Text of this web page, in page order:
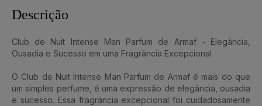
Descrição
Club de Nuit Intense Man Parfum de Armaf - Elegância,
Ousadia e Sucesso em uma Fragrância Excepcional
O Club de Nuit Intense Man Parfum de Armaf é mais do que
um simples perfume, é uma expressão de elegância, ousadia
e sucesso. Essa fragrância excepcional foi cuidadosamente